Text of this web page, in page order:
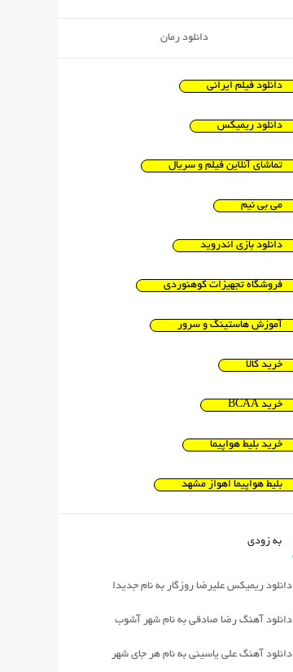
دانلود رمان
دانلود فیلم ایرانی
دانلود ریمیکس
تماشای آنلاین فیلم و سریال
می بی نیم
دانلود بازی اندروید
فروشگاه تجهیزات کوهنوردی
آموزش هاستینگ و سرور
خرید کالا
خرید BCAA
خرید بلیط هواپیما
بلیط هواپیما اهواز مشهد
به زودی
دانلود ریمیکس علیرضا روزگار به نام جدیدا
دانلود آهنگ رضا صادقی به نام شهر آشوب
دانلود آهنگ علی یاسینی به نام هر جای شهر